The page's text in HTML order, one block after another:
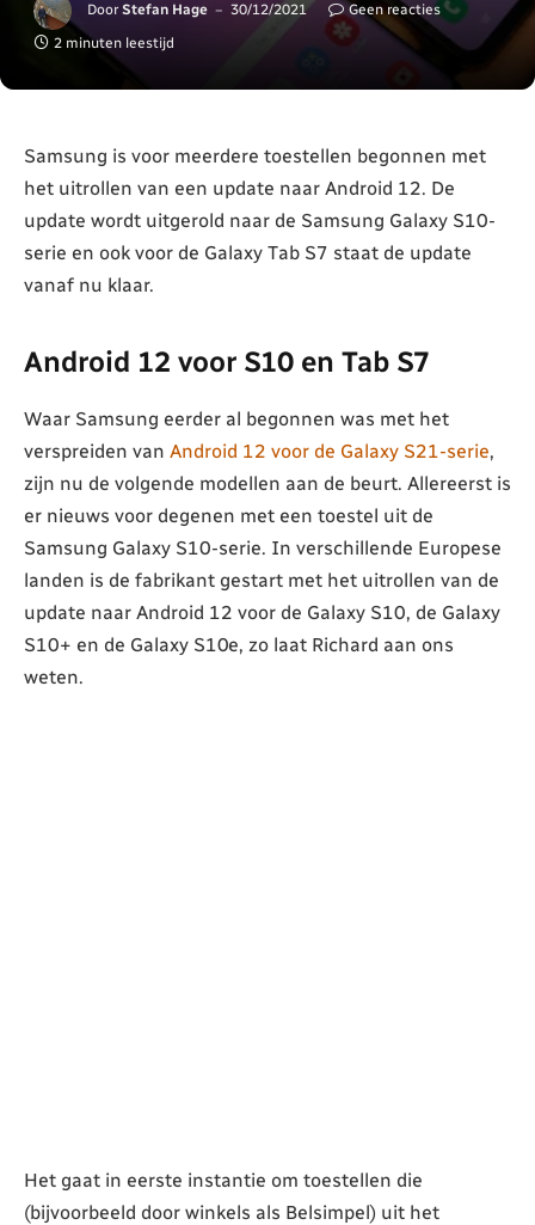
Door Stefan Hage 30/12/2021
Geen reacties
2 minuten leestijd
Samsung is voor meerdere toestellen begonnen met
het uitrollen van een update naar Android 12. De
update wordt uitgerold naar de Samsung Galaxy S10-
serie en ook voor de Galaxy Tab S7 staat de update
vanaf nu klaar.
Android 12 voor S10 en Tab S7
Waar Samsung eerder al begonnen was met het
verspreiden van Android 12 voor de Galaxy S21-serie,
zijn nu de volgende modellen aan de beurt. Allereerst is
er nieuws voor degenen met een toestel uit de
Samsung Galaxy S10-serie. In verschillende Europese
landen is de fabrikant gestart met het uitrollen van de
update naar Android 12 voor de Galaxy S10, de Galaxy
S10+ en de Galaxy S10e, zo laat Richard aan ons
weten.
Het gaat in eerste instantie om toestellen die
(bijvoorbeeld door winkels als Belsimpel) uit het